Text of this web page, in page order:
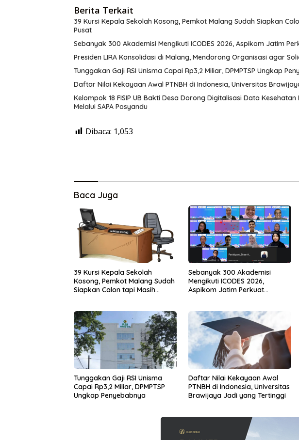
Berita Terkait
39 Kursi Kepala Sekolah Kosong, Pemkot Malang Sudah Siapkan
Pusat
Sebanyak 300 Akademisi Mengikuti ICODES 2026, Aspikom Jatim
Presiden LIRA Konsolidasi di Malang, Mendorong Organisasi agar
Tunggakan Gaji RSI Unisma Capai Rp3,2 Miliar, DPMPTSP Ungkap
Daftar Nilai Kekayaan Awal PTNBH di Indonesia, Universitas
Kelompok 18 FISIP UB Bakti Desa Dorong Digitalisasi Data
Melalui SAPA Posyandu
Dibaca: 1,053
Baca Juga
39 Kursi Kepala Sekolah
Kosong, Pemkot Malang Sudah
Siapkan Calon tapi Masih
Sebanyak 300 Akademisi
Mengikuti ICODES 2026,
Aspikom Jatim Perkuat
Tunggakan Gaji RSI Unisma
Capai Rp3,2 Miliar, DPMPTSP
Ungkap Penyebabnya
Daftar Nilai Kekayaan Awal
PTNBH di Indonesia, Universitas
Brawijaya Jadi yang Tertinggi